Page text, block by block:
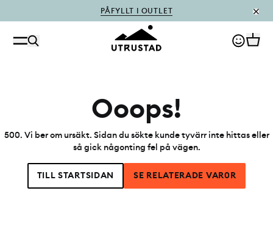
PÅFYLLT I OUTLET
Ooops!
500. Vi ber om ursäkt. Sidan du sökte kunde tyvärr inte hittas eller
så gick någonting fel på vägen.
TILL STARTSIDAN SE RELATERADE VAR0R